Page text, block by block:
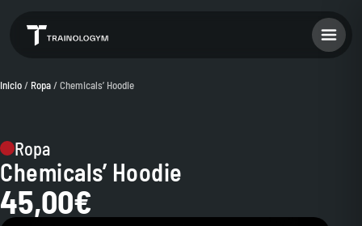
Inicio/ Ropa/ Chemicals’ Hoodie
Ropa
Chemicals’ Hoodie
45,00€